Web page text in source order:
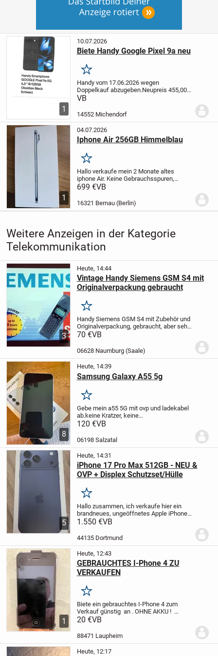
1
10.07.2026
Biete Handy Google Pixel 9a neu
Merken
Handy vom 17.06.2026 wegen
Doppelkauf abzugeben.Neupreis 455,00€
für 375,00€ erwerben.
eingerichtet und dann auf Werkszustand
VB
14552 Michendorf
1
04.07.2026
Iphone Air 256GB Himmelblau
Merken
Hallo verkaufe mein 2 Monate altes
iphone Air. Keine Gebrauchsspuren,
Rechnung von Mediamarkt vorhanden!
699 €VB
16321 Bernau (Berlin)
Weitere Anzeigen in der Kategorie
Telekommunikation
3
Heute, 14:44
Vintage Handy Siemens GSM S4 mit
Originalverpackung gebraucht
Merken
Handy Siemens GSM S4 mit Zubehör und
Originalverpackung, gebraucht, aber sehr
guter Zustand
Rückgaberecht!Der Verkauf erfolgt unter
70 €VB
06628 Naumburg (Saale)
8
Heute, 14:39
Samsung Galaxy A55 5g
Merken
Gebe mein a55 5G mit ovp und ladekabel
ab.keine Kratzer, keine
Beschädigungen.
120 €VB
06198 Salzatal
5
Heute, 14:31
iPhone 17 Pro Max 512GB - NEU &
OVP + Displex Schutzset/Hülle
Merken
Hallo zusammen, ich verkaufe hier ein
brandneues, ungeöffnetes Apple iPhone
17 Pro Max mit 512 GB Speicher in der
neues Displex Komplett-Schutzset
(Panzerglas...
1.550 €VB
44135 Dortmund
1
Heute, 12:43
GEBRAUCHTES I-Phone 4 ZU
VERKAUFEN
Merken
Biete ein gebrauchtes I-Phone 4 zum
Verkauf günstig an . OHNE AKKU !
Funktioniert.
20 €VB
88471 Laupheim
Heute, 12:17